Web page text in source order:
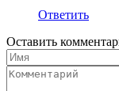
Ответить
Оставить